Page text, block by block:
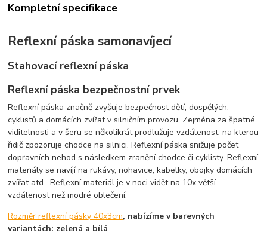
Kompletní specifikace
Reflexní páska samonavíjecí
Stahovací reflexní páska
Reflexní páska bezpečnostní prvek
Reflexní páska značně zvyšuje bezpečnost dětí, dospělých,
cyklistů a domácích zvířat v silničním provozu. Zejména za špatné
viditelnosti a v šeru se několikrát prodlužuje vzdálenost, na kterou
řidič zpozoruje chodce na silnici. Reflexní páska snižuje počet
dopravních nehod s následkem zranění chodce či cyklisty. Reflexní
materiály se navíjí na rukávy, nohavice, kabelky, obojky domácích
zvířat atd. Reflexní materiál je v noci vidět na 10x větší
vzdálenost než modré oblečení.
Rozměr reflexní pásky 40x3cm, nabízíme v barevných
variantách: zelená a bílá